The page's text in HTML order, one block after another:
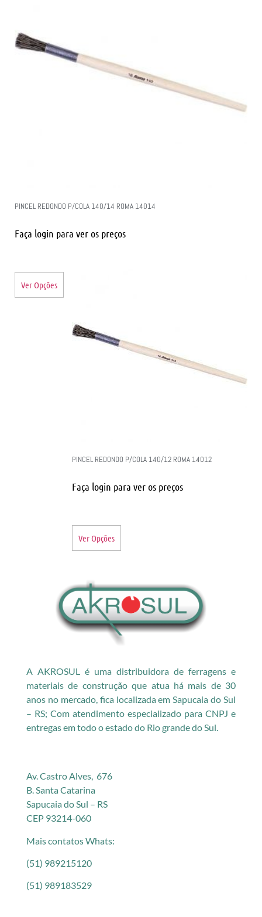
PINCEL REDONDO P/COLA 140/14 ROMA 14014
Faça login para ver os preços
Ver Opções
PINCEL REDONDO P/COLA 140/12 ROMA 14012
Faça login para ver os preços
Ver Opções
A AKROSUL é uma distribuidora de ferragens e
materiais de construção que atua há mais de 30
anos no mercado, fica localizada em Sapucaia do Sul
– RS; Com atendimento especializado para CNPJ e
entregas em todo o estado do Rio grande do Sul.
Av. Castro Alves, 676
B. Santa Catarina
Sapucaia do Sul – RS
CEP 93214-060
Mais contatos Whats:
(51) 989215120
(51) 989183529